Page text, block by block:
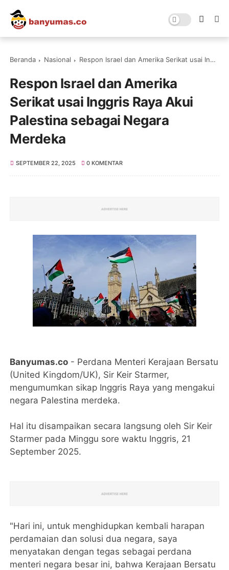
Beranda Nasional Respon Israel dan Amerika Serikat usai Inggris Raya Akui Palestina sebagai Negara Merdeka
Respon Israel dan Amerika
Serikat usai Inggris Raya Akui
Palestina sebagai Negara
Merdeka
SEPTEMBER 22, 2025 0 KOMENTAR
Banyumas.co - Perdana Menteri Kerajaan Bersatu
(United Kingdom/UK), Sir Keir Starmer,
mengumumkan sikap Inggris Raya yang mengakui
negara Palestina merdeka.
Hal itu disampaikan secara langsung oleh Sir Keir
Starmer pada Minggu sore waktu Inggris, 21
September 2025.
"Hari ini, untuk menghidupkan kembali harapan
perdamaian dan solusi dua negara, saya
menyatakan dengan tegas sebagai perdana
menteri negara besar ini, bahwa Kerajaan Bersatu